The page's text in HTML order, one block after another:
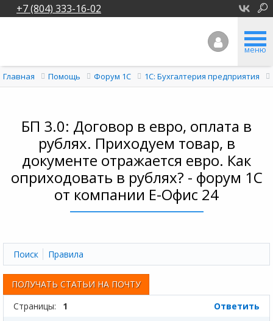
+7 (804) 333-16-02
меню
Главная Помощь Форум 1C 1С: Бухгалтерия предприятия
БП 3.0: Договор в евро, оплата в
рублях. Приходуем товар, в
документе отражается евро. Как
оприходовать в рублях? - форум 1С
от компании Е-Офис 24
Поиск Правила
ПОЛУЧАТЬ СТАТЬИ НА ПОЧТУ
Страницы:
1
Ответить